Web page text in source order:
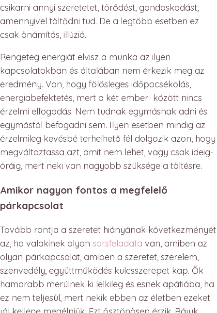
csikarni annyi szeretetet, törődést, gondoskodást,
amennyivel töltődni tud. De a legtöbb esetben ez
csak önámítás, illúzió.
Rengeteg energiát elvisz a munka az ilyen
kapcsolatokban és általában nem érkezik meg az
eredmény. Van, hogy fölösleges időpocsékolás,
energiabefektetés, mert a két ember között nincs
érzelmi elfogadás. Nem tudnak egymásnak adni és
egymástól befogadni sem. Ilyen esetben mindig az
érzelmileg kevésbé terhelhető fél dolgozik azon, hogy
megváltoztassa azt, amit nem lehet, vagy csak ideig-
óráig, mert neki van nagyobb szüksége a töltésre.
Amikor nagyon fontos a megfelelő
párkapcsolat
Tovább rontja a szeretet hiányának következményét
az, ha valakinek olyan sorsfeladata van, amiben az
olyan párkapcsolat, amiben a szeretet, szerelem,
szenvedély, együttműködés kulcsszerepet kap. Ők
hamarabb merülnek ki lelkileg és esnek apátiába, ha
ez nem teljesül, mert nekik ebben az életben ezeket